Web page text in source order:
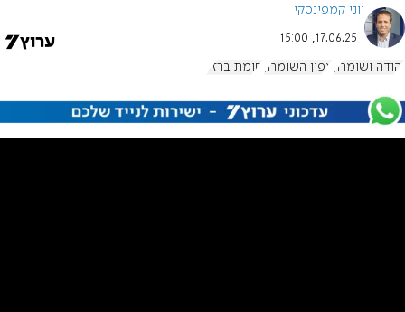
יוני קמפינסקי
17.06.25, 15:00
יהודה ושומרון צפון השומרון חומת ברזל